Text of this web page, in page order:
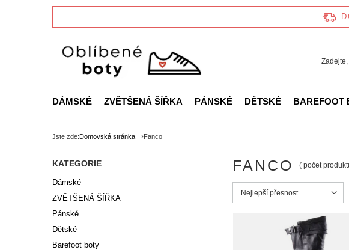
DÁMSKÉ ZVĚTŠENÁ ŠÍŘKA PÁNSKÉ DĚTSKÉ BAREFOOT
Jste zde:Domovská stránka Fanco
KATEGORIE
Dámské
ZVĚTŠENÁ ŠÍŘKA
Pánské
Dětské
Barefoot boty
FANCO ( počet
Zmień sortowanie
Nejlepší přesnost